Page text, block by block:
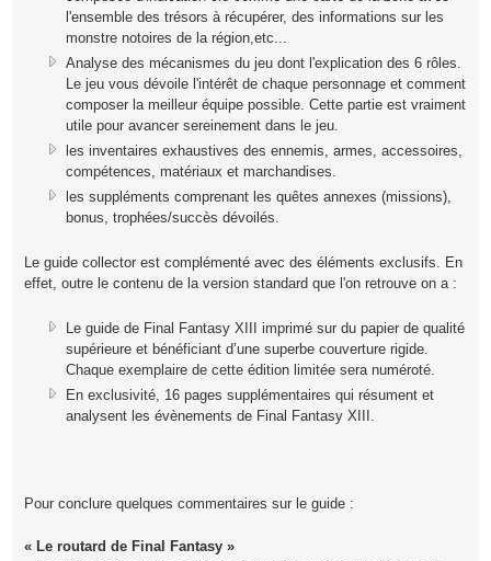
l'ensemble des trésors à récupérer, des informations sur les
monstre notoires de la région,etc...
Analyse des mécanismes du jeu dont l'explication des 6 rôles.
Le jeu vous dévoile l'intérêt de chaque personnage et comment
composer la meilleur équipe possible. Cette partie est vraiment
utile pour avancer sereinement dans le jeu.
les inventaires exhaustives des ennemis, armes, accessoires,
compétences, matériaux et marchandises.
les suppléments comprenant les quêtes annexes (missions),
bonus, trophées/succès dévoilés.
Le guide collector est complémenté avec des éléments exclusifs. En
effet, outre le contenu de la version standard que l'on retrouve on a :
Le guide de Final Fantasy XIII imprimé sur du papier de qualité
supérieure et bénéficiant d’une superbe couverture rigide.
Chaque exemplaire de cette édition limitée sera numéroté.
En exclusivité, 16 pages supplémentaires qui résument et
analysent les évènements de Final Fantasy XIII.
Pour conclure quelques commentaires sur le guide :
« Le routard de Final Fantasy »